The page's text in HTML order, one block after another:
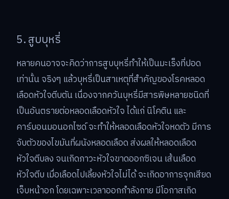
5. สูบบุหรี่
หลายคนอาจจะคิดว่าการสูบบุหรี่ทำให้เป็นมะเร็งที่ปอด
เท่านั้น จริงๆ แล้วบุหรี่เป็นสาเหตุที่สำคัญของโรคหลอด
เลือดหัวใจตีบตัน เนื่องจากควันบุหรี่มีสารพิษหลายชนิดที่
เป็นอันตรายต่อหลอดเลือดหัวใจ ได้แก่ นิโคติน และ
คาร์บอนมอนอกไซด์ จะทำให้หลอดเลือดหัวใจหดตัว มีการ
จับตัวของไขมันที่ผนังหลอดเลือด ส่งผลให้หลอดเลือด
หัวใจตีบลง จนเกิดภาวะหัวใจขาดออกซิเจน เส้นเลือด
หัวใจตีบ เมื่อเลือดไปเลี้ยงหัวใจไม่ได้ จะเกิดอาการจุกเสียด
เจ็บหน้าอก โดยเฉพาะเวลาออกกำลังกาย มีโอกาสเกิด